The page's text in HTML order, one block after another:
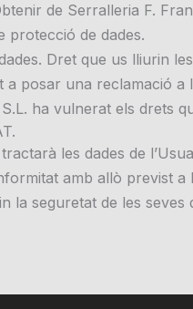
de Serralleria F.
protecció de dades.
Dret que us lliurin
a posar una reclamació a
ha vulnerat els drets
les dades de
amb allò previst
la seguretat de les